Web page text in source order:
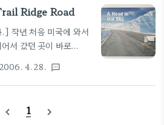
에 과일과 마실 것을 좀
함께 록키 마운틴을 거
하려면 대부분 자기 차
수가 많이 몰려있는 베
는 무료셔틀버스를 운
가는 버스를 탄 기분이랄
물가..
Ridge Road
작년 처음 미국에 와서
서 갔던 곳이 바로
처에 살았거든요. 1년
하이킹 온 것처럼 록키
은 가장 높고 넓다는 요
2006. 4. 28. textsms
navigate_before 1 navigate_next